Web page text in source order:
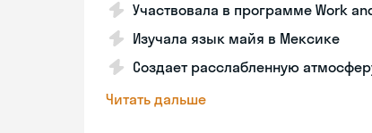
Участвовала в программе Work
Изучала язык майя в Мексике
Создает расслабленную
Читать дальше